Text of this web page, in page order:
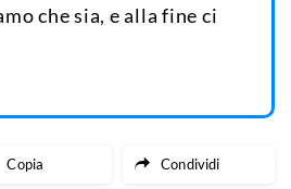
che sia, e alla fine ci
Copia Condividi